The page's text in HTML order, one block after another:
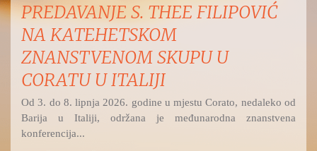
PREDAVANJE S. THEE FILIPOVIĆ
NA KATEHETSKOM
ZNANSTVENOM SKUPU U
CORATU U ITALIJI
Od 3. do 8. lipnja 2026. godine u mjestu Corato, nedaleko od
Barija u Italiji, održana je međunarodna znanstvena
konferencija...